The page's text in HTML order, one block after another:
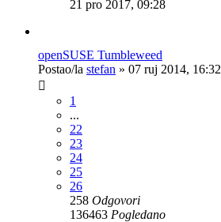
21 pro 2017, 09:28
openSUSE Tumbleweed
Postao/la stefan » 07 ruj 2014, 16:32
1
...
22
23
24
25
26
258 Odgovori
136463 Pogledano